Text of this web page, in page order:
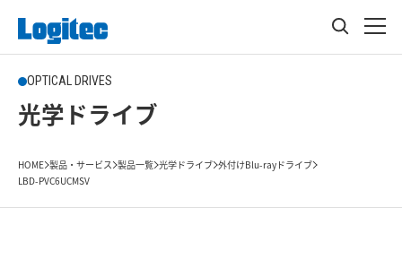
OPTICAL DRIVES
光学ドライブ
HOME 製品・サービス 製品一覧 光学ドライブ 外付けBlu-rayドライブ
LBD-PVC6UCMSV